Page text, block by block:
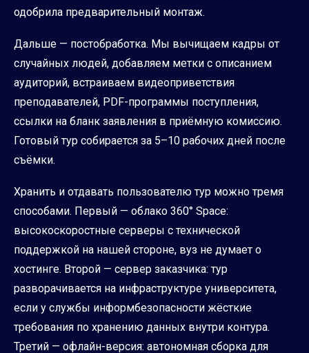
одобрила предварительный монтаж.
Дальше — постобработка. Мы вычищаем кадры от
случайных людей, добавляем метки с описанием
аудиторий, встраиваем видеоприветствия
преподавателей, PDF-программы поступления,
ссылки на бланк заявления в приёмную комиссию.
Готовый тур собирается за 5–10 рабочих дней после
съёмки.
Хранить и отдавать пользователю тур можно тремя
способами. Первый — облако 360° Space:
высокоскоростные серверы с технической
поддержкой на нашей стороне, вуз не думает о
хостинге. Второй — сервер заказчика: тур
разворачивается на инфраструктуре университета,
если у службы информбезопасности жёсткие
требования по хранению данных внутри контура.
Третий — офлайн-версия: автономная сборка для